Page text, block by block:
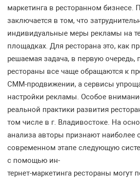
маркетинга в ресторанном бизнесе.
заключается в том, что
индивидуальные меры рекламы на
площадках. Для ресторана это, как
решаемая задача, в первую очередь,
рестораны все чаще обращаются к
СММ-продвижении, а сервисы
настройки рекламы. Особое
реальной практики развития
том числе в г. Владивостоке. На
анализа авторы признают наиболее
современном этапе следующую
с помощью ин-
тернет-маркетинга рестораны могут